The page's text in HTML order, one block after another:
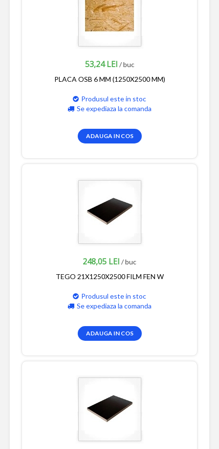
53,24 LEI / buc
PLACA OSB 6 MM (1250X2500 MM)
Produsul este in stoc
Se expediaza la comanda
ADAUGA IN COS
248,05 LEI / buc
TEGO 21X1250X2500 FILM FEN W
Produsul este in stoc
Se expediaza la comanda
ADAUGA IN COS